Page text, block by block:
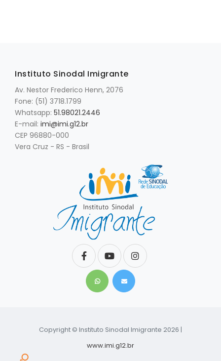
Instituto Sinodal Imigrante
Av. Nestor Frederico Henn, 2076
Fone: (51) 3718.1799
Whatsapp: 51.98021.2446
E-mail: imi@imi.g12.br
CEP 96880-000
Vera Cruz - RS - Brasil
Copyright © Instituto Sinodal Imigrante 2026 |
www.imi.g12.br